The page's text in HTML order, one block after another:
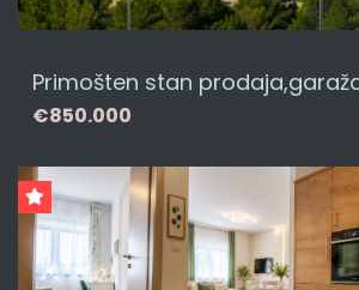
Primošten stan
€850.000